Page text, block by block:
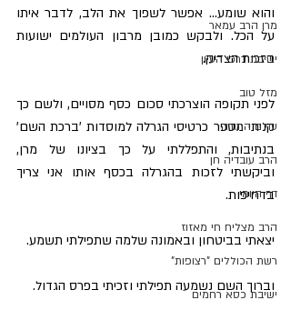
מרן הרב עמאר
ישיבת דרכי העיון
מזל טוב
עולם התורה
הרב עובדיה חן
דף היומי
הרב מצליח חי מאזוז
רשת הכוללים "רצופות"
ישיבת כסא רחמים
בזכות הצדיק.
בדחיפות.
יצאתי בביטחון ובאמונה שלמה שתפילתי תשמע.
וברוך השם נשמעה תפילתי וזכיתי בפרס הגדול.